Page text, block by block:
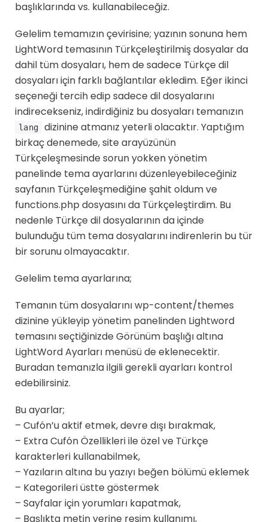
başlıklarında vs. kullanabileceğiz.
Gelelim temamızın çevirisine; yazının sonuna hem
LightWord temasının Türkçeleştirilmiş dosyalar da
dahil tüm dosyaları, hem de sadece Türkçe dil
dosyaları için farklı bağlantılar ekledim. Eğer ikinci
seçeneği tercih edip sadece dil dosyalarını
indirecekseniz, indirdiğiniz bu dosyaları temanızın
lang
dizinine atmanız yeterli olacaktır. Yaptığım
birkaç denemede, site arayüzünün
Türkçeleşmesinde sorun yokken yönetim
panelinde tema ayarlarını düzenleyebileceğiniz
sayfanın Türkçeleşmediğine şahit oldum ve
functions.php dosyasını da Türkçeleştirdim. Bu
nedenle Türkçe dil dosyalarının da içinde
bulunduğu tüm tema dosyalarını indirenlerin bu tür
bir sorunu olmayacaktır.
Gelelim tema ayarlarına;
Temanın tüm dosyalarını wp-content/themes
dizinine yükleyip yönetim panelinden Lightword
temasını seçtiğinizde Görünüm başlığı altına
LightWord Ayarları menüsü de eklenecektir.
Buradan temanızla ilgili gerekli ayarları kontrol
edebilirsiniz.
Bu ayarlar;
– Cufón’u aktif etmek, devre dışı bırakmak,
– Extra Cufón Özellikleri ile özel ve Türkçe
karakterleri kullanabilmek,
– Yazıların altına bu yazıyı beğen bölümü eklemek
– Kategorileri üstte göstermek
– Sayfalar için yorumları kapatmak,
– Başlıkta metin yerine resim kullanımı,